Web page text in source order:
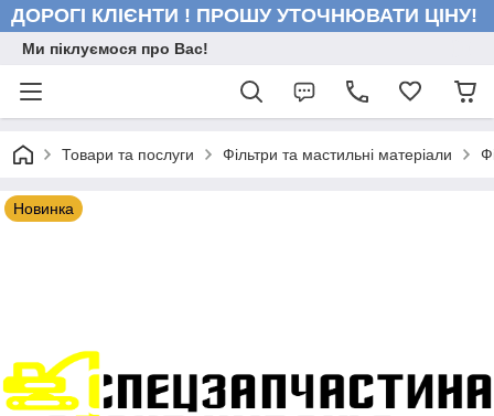
ДОРОГІ КЛІЄНТИ ! ПРОШУ УТОЧНЮВАТИ ЦІНУ!
Ми піклуємося про Вас!
Товари та послуги Фільтри та мастильні матеріали
Новинка